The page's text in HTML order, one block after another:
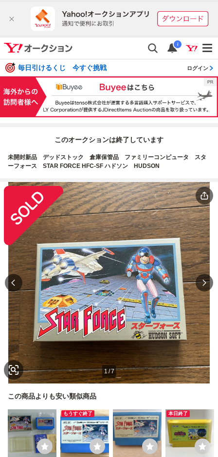
i
毎日引けるくじ 今すぐ挑戦 ログイン
このオークションは終了しています
未開封新品 デッドストック 倉庫保管品 ファミリーコンピュータ スタ
ーフォース STAR FORCE HFC-SF ハドソン HUDSON
1/7
この商品よりも安い類似商品
もうすぐ終了 本日終了